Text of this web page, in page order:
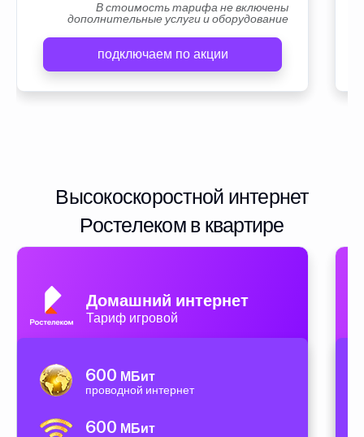
В стоимость тарифа не включены
дополнительные услуги и оборудование
подключаем по акции
Высокоскоростной интернет
Ростелеком в квартире
Домашний интернет
Тариф игровой
600 МБит
проводной интернет
600 МБит